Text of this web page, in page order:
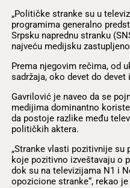
„Političke stranke su u
programima generalno
Srpsku naprednu stranku
najveću medijsku
Prema njegovim rečima, od
sadržaja, oko devet do
Gavrilović je naveo da se
medijima dominantno
da postoje razlike među
političkih aktera.
„Stranke vlasti pozitivnije su
koje pozitivno izveštavaju o
dok su na televizijama N1 i
opozicione stranke“, rekao